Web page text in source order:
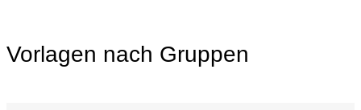
Vorlagen nach Gruppen